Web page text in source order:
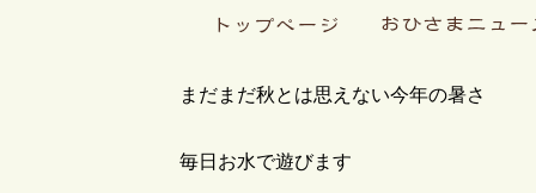
まだまだ秋とは思えない今年の暑さ
毎日お水で遊びます